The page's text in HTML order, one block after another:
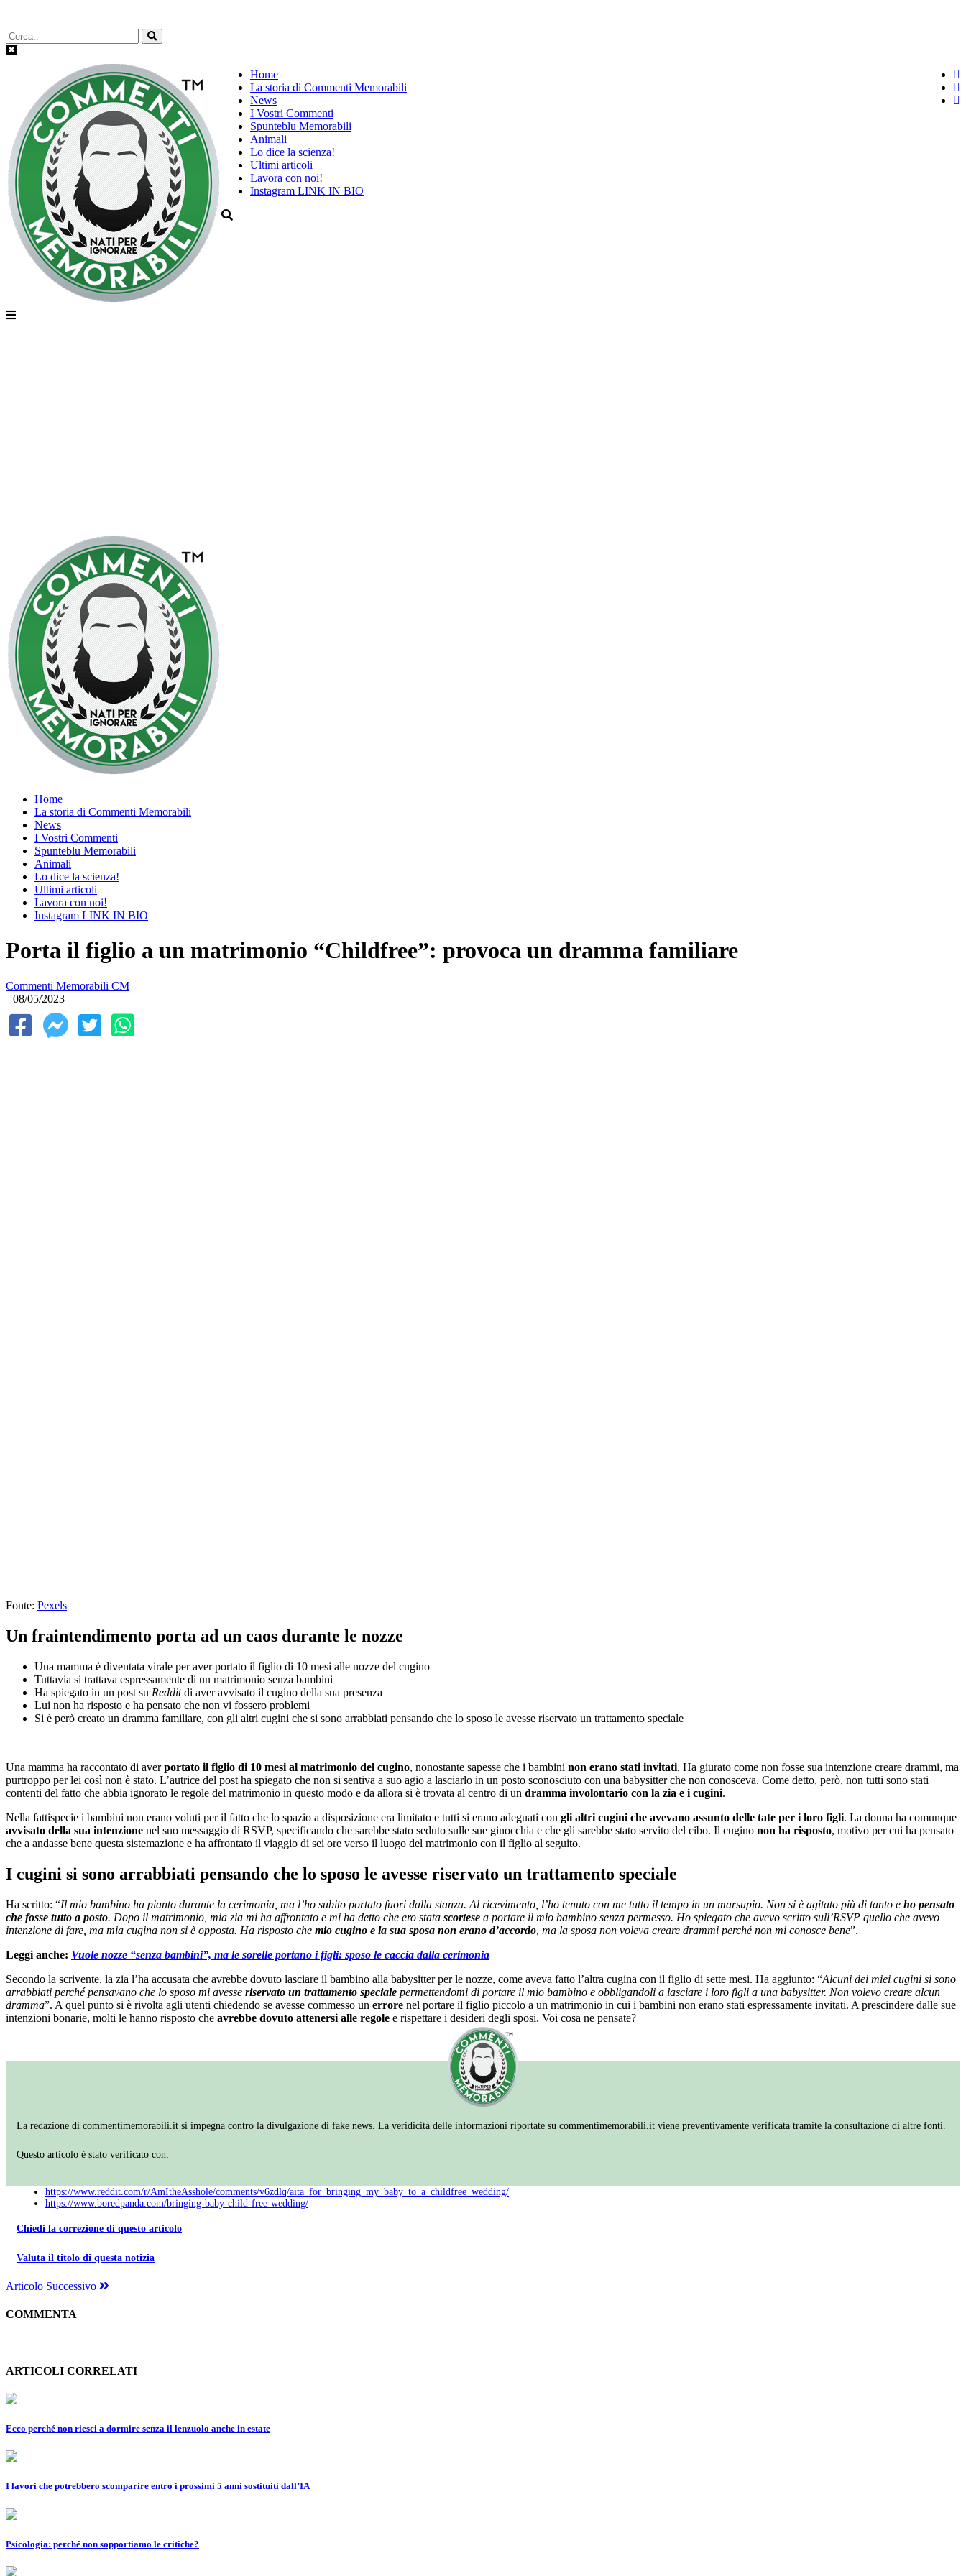
Home
La storia di Commenti Memorabili
News
I Vostri Commenti
Spunteblu Memorabili
Animali
Lo dice la scienza!
Ultimi articoli
Lavora con noi!
Instagram LINK IN BIO
Home
La storia di Commenti Memorabili
News
I Vostri Commenti
Spunteblu Memorabili
Animali
Lo dice la scienza!
Ultimi articoli
Lavora con noi!
Instagram LINK IN BIO
Porta il figlio a un matrimonio “Childfree”: provoca un dramma familiare
Commenti Memorabili CM
| 08/05/2023
Fonte: Pexels
Un fraintendimento porta ad un caos durante le nozze
Una mamma è diventata virale per aver portato il figlio di 10 mesi alle nozze del cugino
Tuttavia si trattava espressamente di un matrimonio senza bambini
Ha spiegato in un post su Redditdi aver avvisato il cugino della sua presenza
Lui non ha risposto e ha pensato che non vi fossero problemi
Si è però creato un dramma familiare, con gli altri cugini che si sono arrabbiati pensando che lo sposo le avesse riservato un trattamento speciale
Una mamma ha raccontato di averportato il figlio di 10 mesi al matrimonio del cugino, nonostante sapesse che i bambini non erano stati invitati. Ha giurato come non fosse sua intenzione creare drammi, ma
purtroppo per lei così non è stato. L’autrice del post ha spiegato che non si sentiva a suo agio a lasciarlo in un posto sconosciuto con una babysitter che non conosceva. Come detto, però, non tutti sono stati
contenti del fatto che abbia ignorato le regole del matrimonio in questo modo e da allora si è trovata al centro di un dramma involontario con la zia e i cugini.
Nella fattispecie i bambini non erano voluti per il fatto che lo spazio a disposizione era limitato e tutti si erano adeguati con gli altri cugini che avevano assunto delle tate per i loro figli. La donna ha comunque
avvisato della sua intenzione nel suo messaggio di RSVP, specificando che sarebbe stato seduto sulle sue ginocchia e che gli sarebbe stato servito del cibo. Il cugino non ha risposto, motivo per cui ha pensato
che a andasse bene questa sistemazione e ha affrontato il viaggio di sei ore verso il luogo del matrimonio con il figlio al seguito.
I cugini si sono arrabbiati pensando che lo sposo le avesse riservato un trattamento speciale
Ha scritto: “Il mio bambino ha pianto durante la cerimonia, ma l’ho subito portato fuori dalla stanza. Al ricevimento, l’ho tenuto con me tutto il tempo in un marsupio. Non si è agitato più di tanto e ho pensato
che fosse tutto a posto. Dopo il matrimonio, mia zia mi ha affrontato e mi ha detto che ero stata scortese a portare il mio bambino senza permesso. Ho spiegato che avevo scritto sull’RSVP quello che avevo
intenzione di fare, ma mia cugina non si è opposta. Ha risposto che mio cugino e la sua sposa non erano d’accordo , ma la sposa non voleva creare drammi perché non mi conosce bene”.
Leggi anche: Vuole nozze “senza bambini”, ma le sorelle portano i figli: sposo le caccia dalla cerimonia
Secondo la scrivente, la zia l’ha accusata che avrebbe dovuto lasciare il bambino alla babysitter per le nozze, come aveva fatto l’altra cugina con il figlio di sette mesi. Ha aggiunto: “Alcuni dei miei cugini si sono
arrabbiati perché pensavano che lo sposo mi avesse riservato un trattamento speciale permettendomi di portare il mio bambino e obbligandoli a lasciare i loro figli a una babysitter. Non volevo creare alcun
dramma”. A quel punto si è rivolta agli utenti chiedendo se avesse commesso un errore nel portare il figlio piccolo a un matrimonio in cui i bambini non erano stati espressamente invitati. A prescindere dalle sue
intenzioni bonarie, molti le hanno risposto che avrebbe dovuto attenersi alle regole e rispettare i desideri degli sposi. Voi cosa ne pensate?
La redazione di commentimemorabili.it si impegna contro la divulgazione di fake news. La veridicità delle informazioni riportate su commentimemorabili.it viene preventivamente verificata tramite la consultazione di altre fonti.
Questo articolo è stato verificato con:
https://www.reddit.com/r/AmItheAsshole/comments/v6zdlq/aita_for_bringing_my_baby_to_a_childfree_wedding/
https://www.boredpanda.com/bringing-baby-child-free-wedding/
Chiedi la correzione di questo articolo
Valuta il titolo di questa notizia
Articolo Successivo
COMMENTA
ARTICOLI CORRELATI
Ecco perché non riesci a dormire senza il lenzuolo anche in estate
I lavori che potrebbero scomparire entro i prossimi 5 anni sostituiti dall’IA
Psicologia: perché non sopportiamo le critiche?